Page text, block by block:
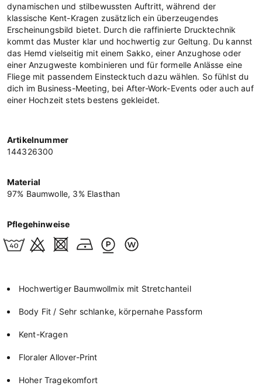
dynamischen und stilbewussten Auftritt, während der
klassische Kent-Kragen zusätzlich ein überzeugendes
Erscheinungsbild bietet. Durch die raffinierte Drucktechnik
kommt das Muster klar und hochwertig zur Geltung. Du kannst
das Hemd vielseitig mit einem Sakko, einer Anzughose oder
einer Anzugweste kombinieren und für formelle Anlässe eine
Fliege mit passendem Einstecktuch dazu wählen. So fühlst du
dich im Business-Meeting, bei After-Work-Events oder auch auf
einer Hochzeit stets bestens gekleidet.
Artikelnummer
144326300
Material
97% Baumwolle, 3% Elasthan
Pflegehinweise
Hochwertiger Baumwollmix mit Stretchanteil
Body Fit / Sehr schlanke, körpernahe Passform
Kent-Kragen
Floraler Allover-Print
Hoher Tragekomfort